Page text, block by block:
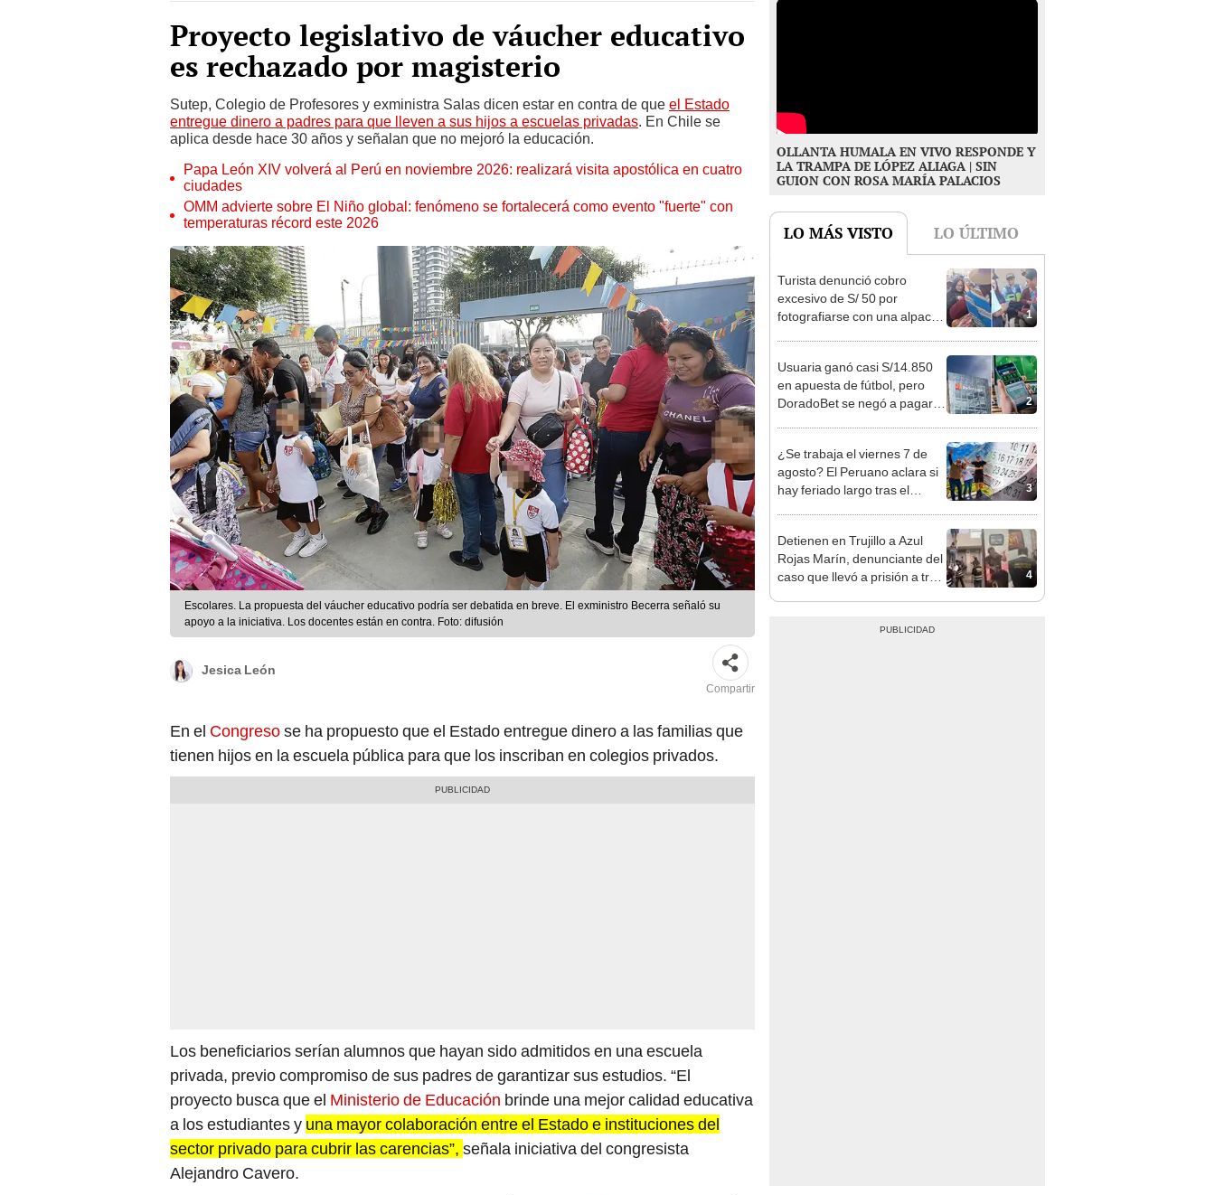
Proyecto legislativo de váucher educativo
es rechazado por magisterio
Sutep, Colegio de Profesores y exministra Salas dicen estar en contra de que el Estado
entregue dinero a padres para que lleven a sus hijos a escuelas privadas . En Chile se
aplica desde hace 30 años y señalan que no mejoró la educación.
Papa León XIV volverá al Perú en noviembre 2026: realizará visita apostólica en cuatro
ciudades
OMM advierte sobre El Niño global: fenómeno se fortalecerá como evento "fuerte" con
temperaturas récord este 2026
Escolares. La propuesta del váucher educativo podría ser debatida en breve. El exministro Becerra señaló su
apoyo a la iniciativa. Los docentes están en contra. Foto: difusión
Jesica León
Compartir
En el Congreso se ha propuesto que el Estado entregue dinero a las familias que
tienen hijos en la escuela pública para que los inscriban en colegios privados.
Los beneficiarios serían alumnos que hayan sido admitidos en una escuela
privada, previo compromiso de sus padres de garantizar sus estudios. “El
proyecto busca que el Ministerio de Educación brinde una mejor calidad educativa
a los estudiantes yuna mayor colaboración entre el Estado e instituciones del
sector privado para cubrir las carencias”,señala iniciativa del congresista
Alejandro Cavero.
OLLANTA HUMALA EN VIVO RESPONDE Y
LA TRAMPA DE LÓPEZ ALIAGA | SIN
GUION CON ROSA MARÍA PALACIOS
LO MÁS VISTO LO ÚLTIMO
1
Turista denunció cobro
excesivo de S/ 50 por
fotografiarse con una alpaca
en Cusco y Serenazgo
recuperó el dinero
2
Usuaria ganó casi S/14.850
en apuesta de fútbol, pero
DoradoBet se negó a pagar:
Indecopi multó a la empresa
con más de S/ 19.000
3
¿Se trabaja el viernes 7 de
agosto? El Peruano aclara si
hay feriado largo tras el
descanso del 6 de agosto
4
Detienen en Trujillo a Azul
Rojas Marín, denunciante del
caso que llevó a prisión a tres
policías